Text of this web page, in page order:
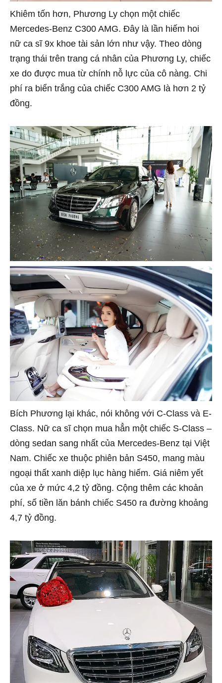
Khiêm tốn hơn, Phương Ly chọn một chiếc
Mercedes-Benz C300 AMG. Đây là lần hiếm hoi
nữ ca sĩ 9x khoe tài sản lớn như vậy. Theo dòng
trạng thái trên trang cá nhân của Phương Ly, chiếc
xe do được mua từ chính nỗ lực của cô nàng. Chi
phí ra biển trắng của chiếc C300 AMG là hơn 2 tỷ
đồng.
Bích Phương lại khác, nói không với C-Class và E-
Class. Nữ ca sĩ chọn mua hẳn một chiếc S-Class –
dòng sedan sang nhất của Mercedes-Benz tại Việt
Nam. Chiếc xe thuộc phiên bản S450, mang màu
ngoại thất xanh diệp lục hàng hiếm. Giá niêm yết
của xe ở mức 4,2 tỷ đồng. Cộng thêm các khoản
phí, số tiền lăn bánh chiếc S450 ra đường khoảng
4,7 tỷ đồng.